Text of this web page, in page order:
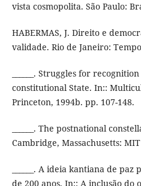
vista cosmopolita. São Paulo:
HABERMAS, J. Direito e
validade. Rio de Janeiro:
______. Struggles for
constitutional State. In::
Princeton, 1994b. pp. 107-148.
______. The postnational
Cambridge, Massachusetts: MIT
______. A ideia kantiana de
de 200 anos. In:: A inclusão do